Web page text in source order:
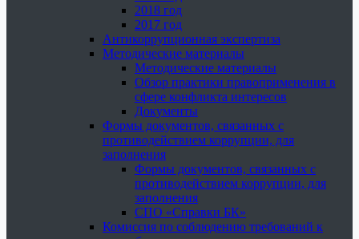
2018 год
2017 год
Антикоррупционная экспертиза
Методические материалы
Методические материалы
Обзор практики правоприменения в
сфере конфликта интересов
Документы
Формы документов, связанных с
противодействием коррупции, для
заполнения
Формы документов, связанных с
противодействием коррупции, для
заполнения
СПО «Справки БК»
Комиссия по соблюдению требований к